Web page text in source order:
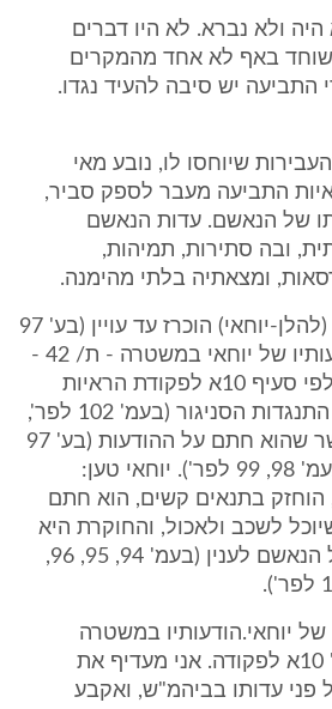
ולא נברא. לא היו דברים
באף לא אחד מהמקרים
יש סיבה להעיד נגדו.
שיוחסו לו, נובע מאי
התביעה מעבר לספק סביר,
של הנאשם. עדות הנאשם
ובה סתירות, תמיהות,
ומצאתיה בלתי מהימנה.
עת/ 11 יוחאי שמואל (להלן-יוחאי) הוכרז עד עויין (בע' 97
לפר', ש' 11-17). הודעותיו של יוחאי במשטרה - ת/ 42 -
ת/ 47 קובלו כראייה לפי סעיף 10א לפקודת הראיות
(להלן -הפקודה) ללא התנגדות הסניגור (בעמ' 102 לפר',
שו' 16-23). יוחאי אישר שהוא חתם על ההודעות (בע' 97
לפר', ש' 25 ואילך, ובעמ' 98, 99 לפר'). יוחאי טען:
בתנאים קשים, הוא חתם
לשכב ולאכול, והחוקרת היא
ששרבבה את שמו של הנאשם לענין (בעמ' 94, 95, 96,
של יוחאי.הודעותיו במשטרה
קבילות כראיה לפי ס' 10א לפקודה. אני מעדיף את
פני עדותו בביהמ"ש, ואקבע